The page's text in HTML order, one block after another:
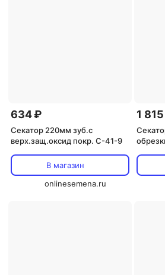
634 ₽
Секатор 220мм зуб.с
верх.защ.оксид покр. С-41-9
В магазин
onlinesemena.ru
1